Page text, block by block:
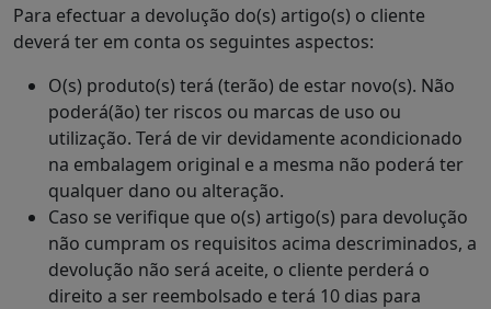
Para efectuar a devolução do(s) artigo(s) o cliente
deverá ter em conta os seguintes aspectos:
O(s) produto(s) terá (terão) de estar novo(s). Não
poderá(ão) ter riscos ou marcas de uso ou
utilização. Terá de vir devidamente acondicionado
na embalagem original e a mesma não poderá ter
qualquer dano ou alteração.
Caso se verifique que o(s) artigo(s) para devolução
não cumpram os requisitos acima descriminados, a
devolução não será aceite, o cliente perderá o
direito a ser reembolsado e terá 10 dias para